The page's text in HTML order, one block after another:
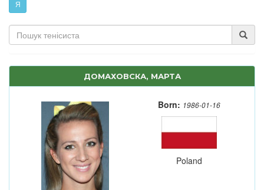
Я
ДОМАХОВСКА, МАРТА
Born: 1986-01-16
Poland